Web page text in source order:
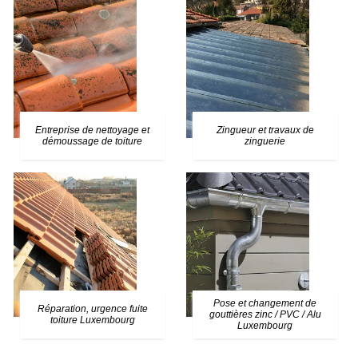
Entreprise de nettoyage et
démoussage de toiture
Zingueur et travaux de
zinguerie
Réparation, urgence fuite
toiture Luxembourg
Pose et changement de
gouttières zinc / PVC / Alu
Luxembourg